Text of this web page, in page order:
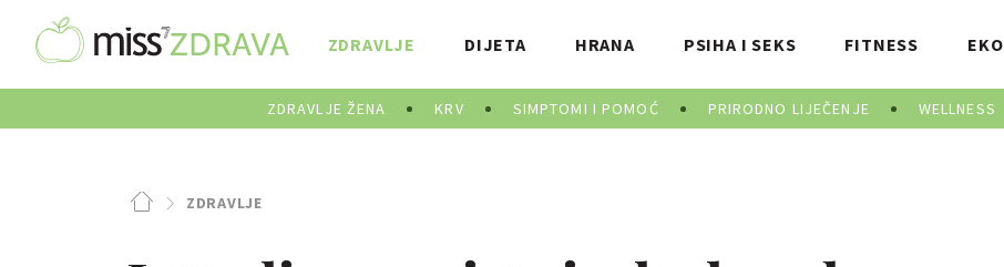
ZDRAVLJE
ZDRAVLJE ŽENA KRV SIMPTOMI I POMOĆ PRIRODNO LIJEČENJE WELLNESS
DIJETA HRANA PSIHA I SEKS FITNESS EKO
ZDRAVLJE